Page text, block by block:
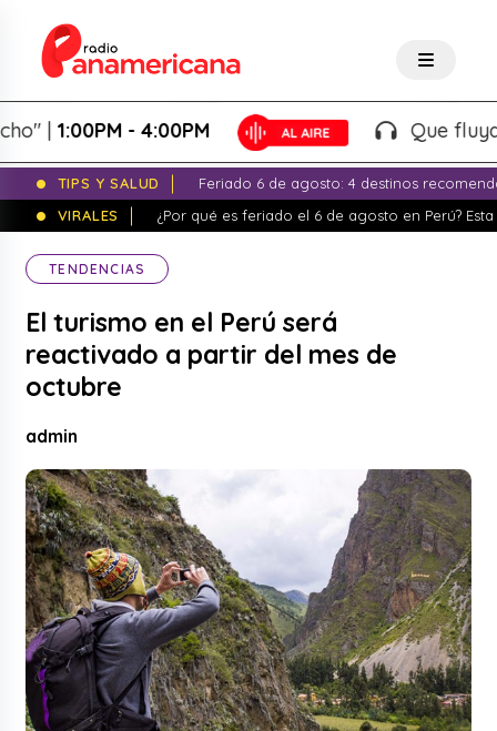
1:00PM - 4:00PM Que fluya la
TIPS Y SALUD
Feriado 6 de agosto: 4 destinos
VIRALES
¿Por qué es feriado el 6 de agosto en Perú?
TENDENCIAS
El turismo en el Perú será
reactivado a partir del mes de
octubre
admin